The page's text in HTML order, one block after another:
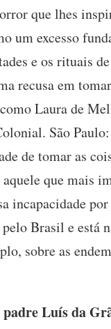
que lhes
um excesso
e os rituais
recusa em
Laura de
São
de tomar as
que mais
incapacidade
Brasil e está
sobre as
Luís da